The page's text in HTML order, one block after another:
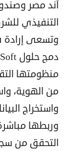
آند مصر
التنفيذي
وتسعى إرادة
منظومتها
من الهوية،
واستخراج
وربطها
التحقق من